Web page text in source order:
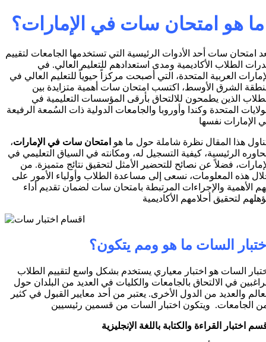
ما هو امتحان سات في الإمارات؟
امتحان سات أحد الأدوات الرئيسية التي تستخدمها الجامعات لتقييم
الطلاب الأكاديمية ومدى استعدادهم للتعليم العالي. في
العربية المتحدة، التي أصبحت مركزاً حيوياً للتعليم العالي في
الشرق الأوسط، اكتسب امتحان سات أهمية متزايدة بين
الذين يطمحون للالتحاق بأرقى المؤسسات التعليمية في
المتحدة وكندا وأوروبا والجامعات الدولية ذات السُمعة الرفيعة
الإمارات نفسها
هذا المقال نظرة شاملة حول ما هو امتحان سات في الإمارات،
الرئيسية، كيفية التسجيل له، ومكانته في السياق التعليمي في
فضلاً عن نصائح للتحضير الأمثل لتحقيق نتائج متميزة. من
هذه المعلومات، نسعى إلى مساعدة الطلاب وأولياء الأمور على
الأهمية والإجراءات المرتبطة بامتحان سات لضمان تقديم أداء
السات ما هو ومم يتكون؟
السات هو اختبار معياري يستخدم بشكل واسع لتقييم الطلاب
في الالتحاق بالجامعات والكليات في العديد من البلدان حول
والعديد من الدول الأخرى. يعتبر من أحد معايير القبول في كثير